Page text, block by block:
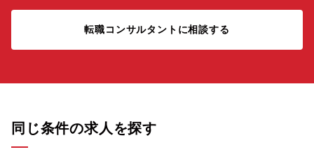
転職コンサルタントに相談する
同じ条件の求人を探す